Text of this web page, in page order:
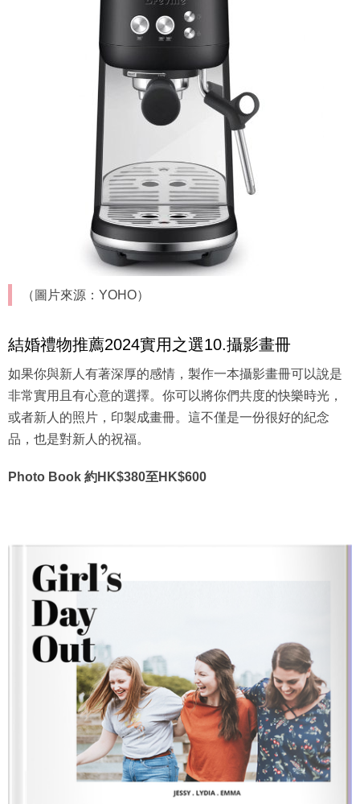
（圖片來源：YOHO）
結婚禮物推薦2024實用之選10.攝影畫冊
如果你與新人有著深厚的感情，製作一本攝影畫冊可以說是
非常實用且有心意的選擇。你可以將你們共度的快樂時光，
或者新人的照片，印製成畫冊。這不僅是一份很好的紀念
品，也是對新人的祝福。
Photo Book 約HK$380至HK$600